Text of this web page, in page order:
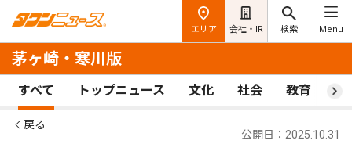
エリア 会社・IR 検索 Menu
茅ヶ崎・寒川版
すべて トップニュース 文化 社会 教育 ス
戻る
公開日：2025.10.31